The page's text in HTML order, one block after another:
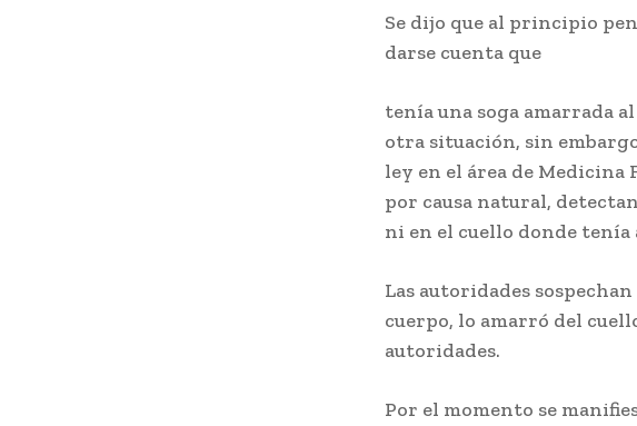
Se dijo que al principio
darse cuenta que
tenía una soga amarrada
otra situación, sin
ley en el área de Medicina
por causa natural,
ni en el cuello donde tenía
Las autoridades
cuerpo, lo amarró del
autoridades.
Por el momento se